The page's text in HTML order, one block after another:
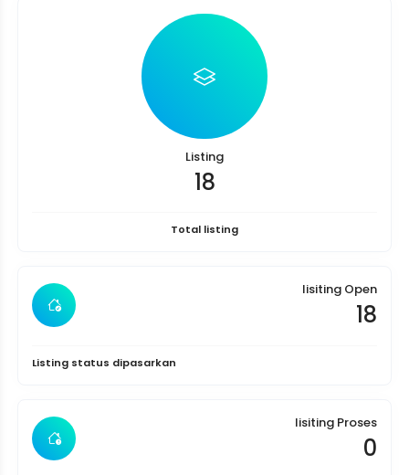
Listing
18
Total listing
lisiting Open
18
Listing status dipasarkan
lisiting Proses
0